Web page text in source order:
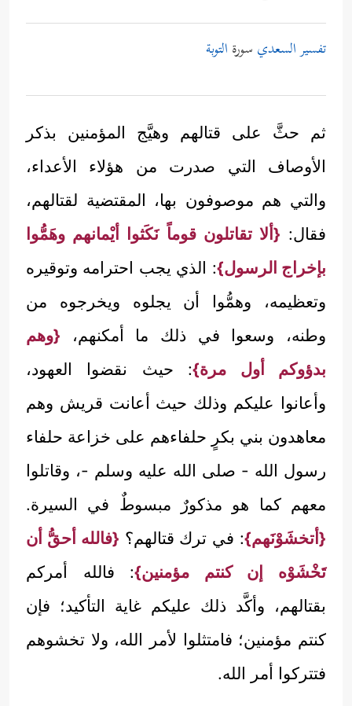
تفسير السعدي سورة التوبة
ثم حثَّ على قتالهم وهيَّج المؤمنين بذكر
الأوصاف التي صدرت من هؤلاء الأعداء،
والتي هم موصوفون بها، المقتضية لقتالهم،
فقال: {ألا تقاتلون قوماً نَكَثوا أيْمانهم وهَمُّوا
بإخراج الرسول}: الذي يجب احترامه وتوقيره
وتعظيمه، وهمُّوا أن يجلوه ويخرجوه من
وطنه، وسعوا في ذلك ما أمكنهم، {وهم
بدؤوكم أول مرة}: حيث نقضوا العهود،
وأعانوا عليكم وذلك حيث أعانت قريش وهم
معاهدون بني بكرٍ حلفاءهم على خزاعة حلفاء
رسول الله - صلى الله عليه وسلم -، وقاتلوا
معهم كما هو مذكورٌ مبسوطٌ في السيرة.
{أتخشَوْنَهم}: في ترك قتالهم؟ {فالله أحقُّ أن
تَخْشَوْه إن كنتم مؤمنين}: فالله أمركم
بقتالهم، وأكَّد ذلك عليكم غاية التأكيد؛ فإن
كنتم مؤمنين؛ فامتثلوا لأمر الله، ولا تخشوهم
فتتركوا أمر الله.